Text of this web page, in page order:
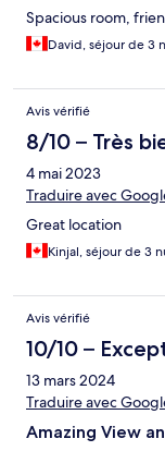
Spacious room,
David, séjour de 3
Avis vérifié
8/10 – Très
4 mai 2023
Traduire avec
Great location
Kinjal, séjour de 3
Avis vérifié
10/10 –
13 mars 2024
Traduire avec
Amazing View